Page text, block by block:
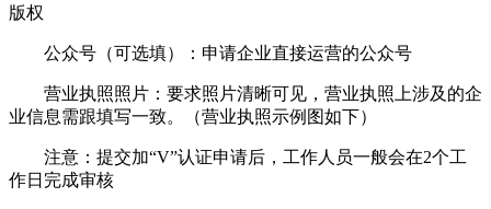
版权
公众号（可选填）：申请企业直接运营的公众号
营业执照照片：要求照片清晰可见，营业执照上涉及的企
业信息需跟填写一致。（营业执照示例图如下）
注意：提交加“V”认证申请后，工作人员一般会在2个工
作日完成审核